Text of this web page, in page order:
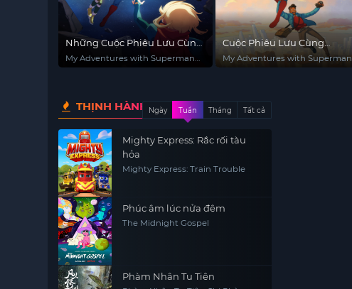
Những Cuộc Phiêu Lưu Cùng
Superman (Phần 2)
My Adventures with Superman
Cuộc Phiêu Lưu Cùng
Superman
My Adventures with Superman
THỊNH HÀNHNgày Tuần Tháng Tất cả
Mighty Express: Rắc rối tàu
hỏa
Mighty Express: Train Trouble
Phúc âm lúc nửa đêm
The Midnight Gospel
Phàm Nhân Tu Tiên